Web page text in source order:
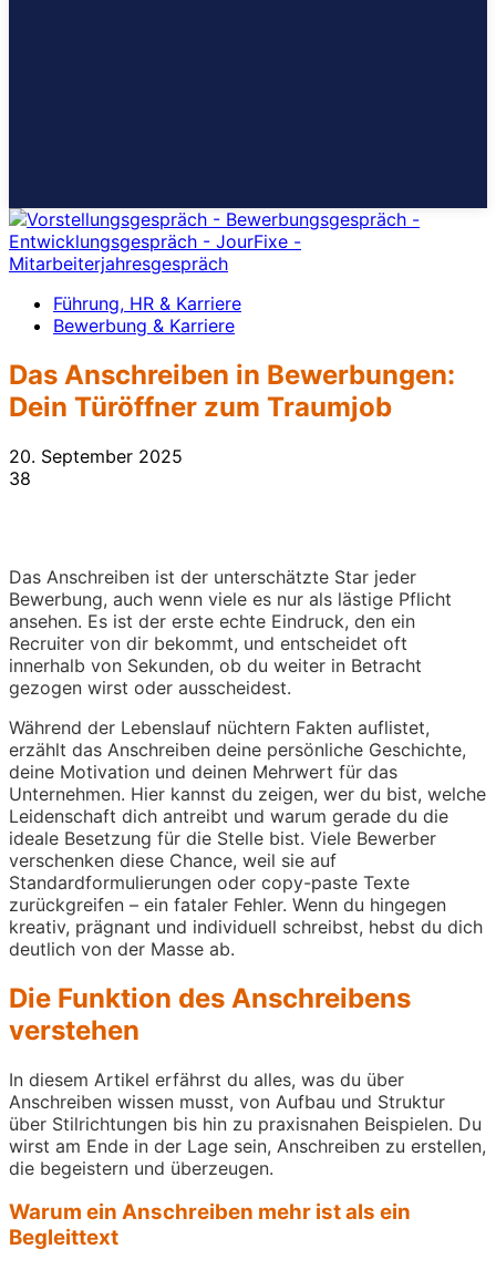
Führung, HR & Karriere
Bewerbung & Karriere
Das Anschreiben in Bewerbungen:
Dein Türöffner zum Traumjob
20. September 2025
38
Das Anschreiben ist der unterschätzte Star jeder
Bewerbung, auch wenn viele es nur als lästige Pflicht
ansehen. Es ist der erste echte Eindruck, den ein
Recruiter von dir bekommt, und entscheidet oft
innerhalb von Sekunden, ob du weiter in Betracht
gezogen wirst oder ausscheidest.
Während der Lebenslauf nüchtern Fakten auflistet,
erzählt das Anschreiben deine persönliche Geschichte,
deine Motivation und deinen Mehrwert für das
Unternehmen. Hier kannst du zeigen, wer du bist, welche
Leidenschaft dich antreibt und warum gerade du die
ideale Besetzung für die Stelle bist. Viele Bewerber
verschenken diese Chance, weil sie auf
Standardformulierungen oder copy-paste Texte
zurückgreifen – ein fataler Fehler. Wenn du hingegen
kreativ, prägnant und individuell schreibst, hebst du dich
deutlich von der Masse ab.
Die Funktion des Anschreibens
verstehen
In diesem Artikel erfährst du alles, was du über
Anschreiben wissen musst, von Aufbau und Struktur
über Stilrichtungen bis hin zu praxisnahen Beispielen. Du
wirst am Ende in der Lage sein, Anschreiben zu erstellen,
die begeistern und überzeugen.
Warum ein Anschreiben mehr ist als ein
Begleittext